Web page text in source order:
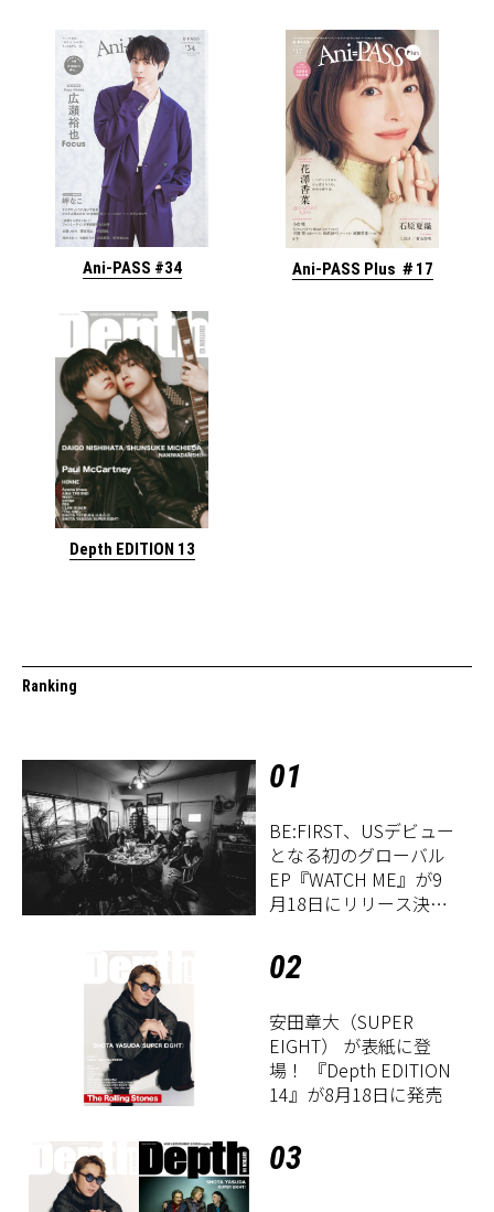
Ani-PASS #34 Ani-PASS Plus ＃17
Depth EDITION 13
Ranking
01
BE:FIRST、USデビュー
となる初のグローバル
EP『WATCH ME』が9
月18日にリリース決
02
安田章大（SUPER
EIGHT） が表紙に登
場！ 『Depth EDITION
14』が8月18日に発売
03